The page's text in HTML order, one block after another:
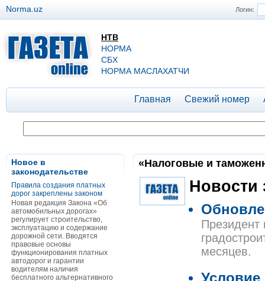
Логин:
Norma.uz
НТВ
НОРМА
СБХ
НОРМА МАСЛАХАТЧИ
Главная Свежий номер
Новое в
законодательстве
Правила создания платных
дорог закреплены законом
Новая редакция Закона «Об
автомобильных дорогах»
регулирует строительство,
эксплуатацию и содержание
дорожной сети. Вводятся
правовые основы
функционирования платных
автодорог и гарантии
водителям наличия
бесплатного альтернативного
«Налоговые и
Новости
Президент
месяцев.